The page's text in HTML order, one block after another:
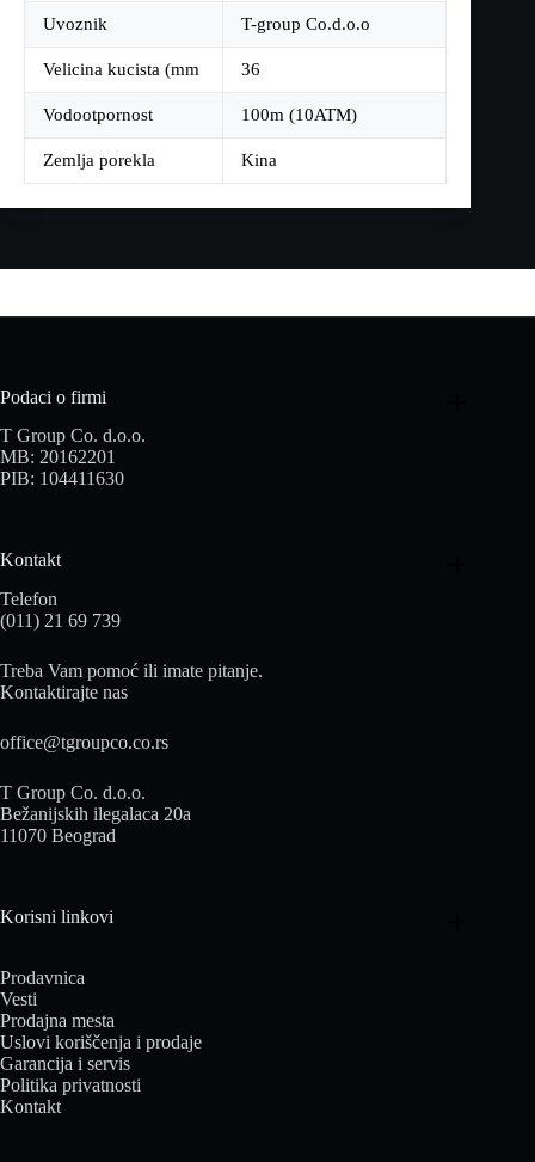
Uvoznik T-group Co.d.o.o
Velicina kucista (mm 36
Vodootpornost 100m (10ATM)
Zemlja porekla Kina
Podaci o firmi
T Group Co. d.o.o.
MB: 20162201
PIB: 104411630
Kontakt
Telefon
(011) 21 69 739
Treba Vam pomoć ili imate pitanje.
Kontaktirajte nas
office@tgroupco.co.rs
T Group Co. d.o.o.
Bežanijskih ilegalaca 20a
11070 Beograd
Korisni linkovi
Prodavnica
Vesti
Prodajna mesta
Uslovi koriščenja i prodaje
Garancija i servis
Politika privatnosti
Kontakt